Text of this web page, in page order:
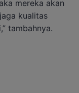
mereka akan
kualitas
tambahnya.